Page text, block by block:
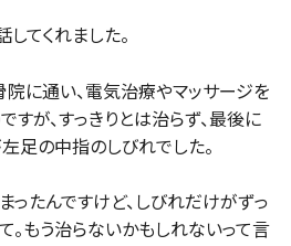
てくれました。
に通い、電気治療やマッサージを
すが、すっきりとは治らず、最後に
足の中指のしびれでした。
ったんですけど、しびれだけがずっ
。もう治らないかもしれないって言